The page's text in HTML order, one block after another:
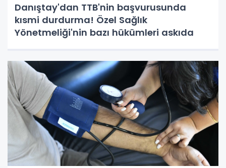
Danıştay'dan TTB'nin başvurusunda
kısmi durdurma! Özel Sağlık
Yönetmeliği'nin bazı hükümleri askıda